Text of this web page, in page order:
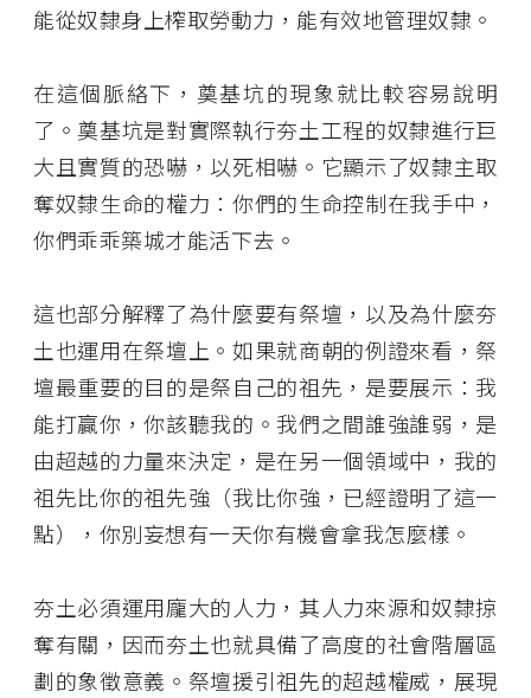
能從奴隸身上榨取勞動力，能有效地管理奴隸。
在這個脈絡下，奠基坑的現象就比較容易說明
了。奠基坑是對實際執行夯土工程的奴隸進行巨
大且實質的恐嚇，以死相嚇。它顯示了奴隸主取
奪奴隸生命的權力：你們的生命控制在我手中，
你們乖乖築城才能活下去。
這也部分解釋了為什麼要有祭壇，以及為什麼夯
土也運用在祭壇上。如果就商朝的例證來看，祭
壇最重要的目的是祭自己的祖先，是要展示：我
能打贏你，你該聽我的。我們之間誰強誰弱，是
由超越的力量來決定，是在另一個領域中，我的
祖先比你的祖先強（我比你強，已經證明了這一
點），你別妄想有一天你有機會拿我怎麼樣。
夯土必須運用龐大的人力，其人力來源和奴隸掠
奪有關，因而夯土也就具備了高度的社會階層區
劃的象徵意義。祭壇援引祖先的超越權威，展現